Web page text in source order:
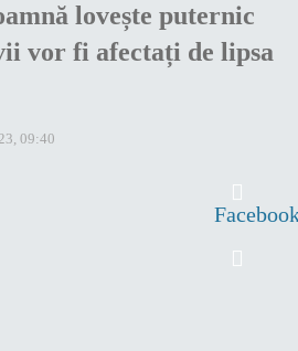
lovește puternic
vor fi afectați de lipsa
09:40